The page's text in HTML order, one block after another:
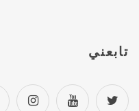
تابعني